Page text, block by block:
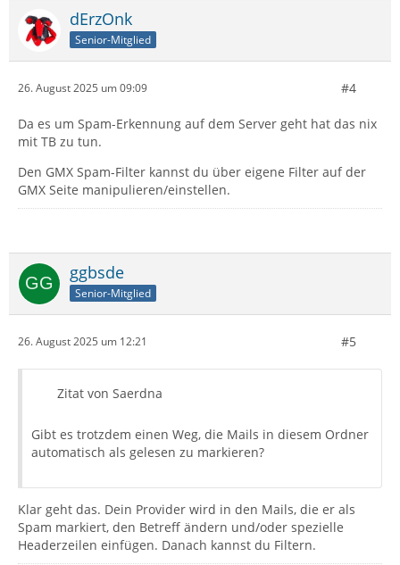
dErzOnk
Senior-Mitglied
26. August 2025 um 09:09 #4
Da es um Spam-Erkennung auf dem Server geht hat das nix
mit TB zu tun.
Den GMX Spam-Filter kannst du über eigene Filter auf der
GMX Seite manipulieren/einstellen.
ggbsde
Senior-Mitglied
26. August 2025 um 12:21 #5
Zitat von Saerdna
Gibt es trotzdem einen Weg, die Mails in diesem Ordner
automatisch als gelesen zu markieren?
Klar geht das. Dein Provider wird in den Mails, die er als
Spam markiert, den Betreff ändern und/oder spezielle
Headerzeilen einfügen. Danach kannst du Filtern.